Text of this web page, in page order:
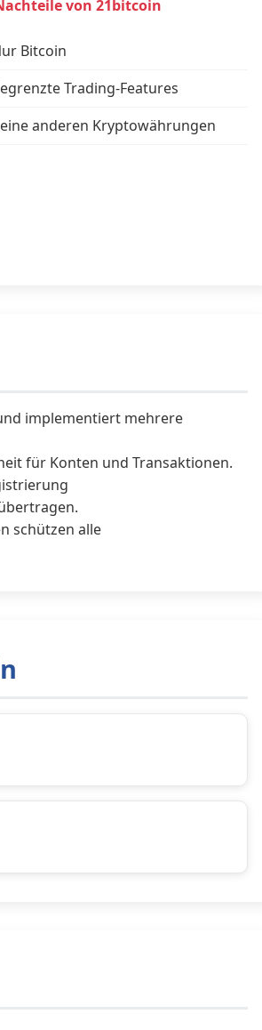
von 21bitcoin
Bitcoin
Trading-Features
anderen Kryptowährungen
implementiert mehrere
für Konten und Transaktionen.
schützen alle